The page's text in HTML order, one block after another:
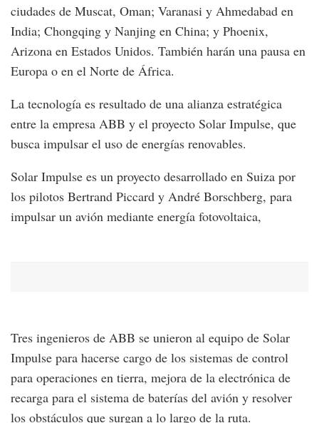
ciudades de Muscat, Oman; Varanasi y Ahmedabad en
India; Chongqing y Nanjing en China; y Phoenix,
Arizona en Estados Unidos. También harán una pausa en
Europa o en el Norte de África.
La tecnología es resultado de una alianza estratégica
entre la empresa ABB y el proyecto Solar Impulse, que
busca impulsar el uso de energías renovables.
Solar Impulse es un proyecto desarrollado en Suiza por
los pilotos Bertrand Piccard y André Borschberg, para
impulsar un avión mediante energía fotovoltaica,
Tres ingenieros de ABB se unieron al equipo de Solar
Impulse para hacerse cargo de los sistemas de control
para operaciones en tierra, mejora de la electrónica de
recarga para el sistema de baterías del avión y resolver
los obstáculos que surgan a lo largo de la ruta.